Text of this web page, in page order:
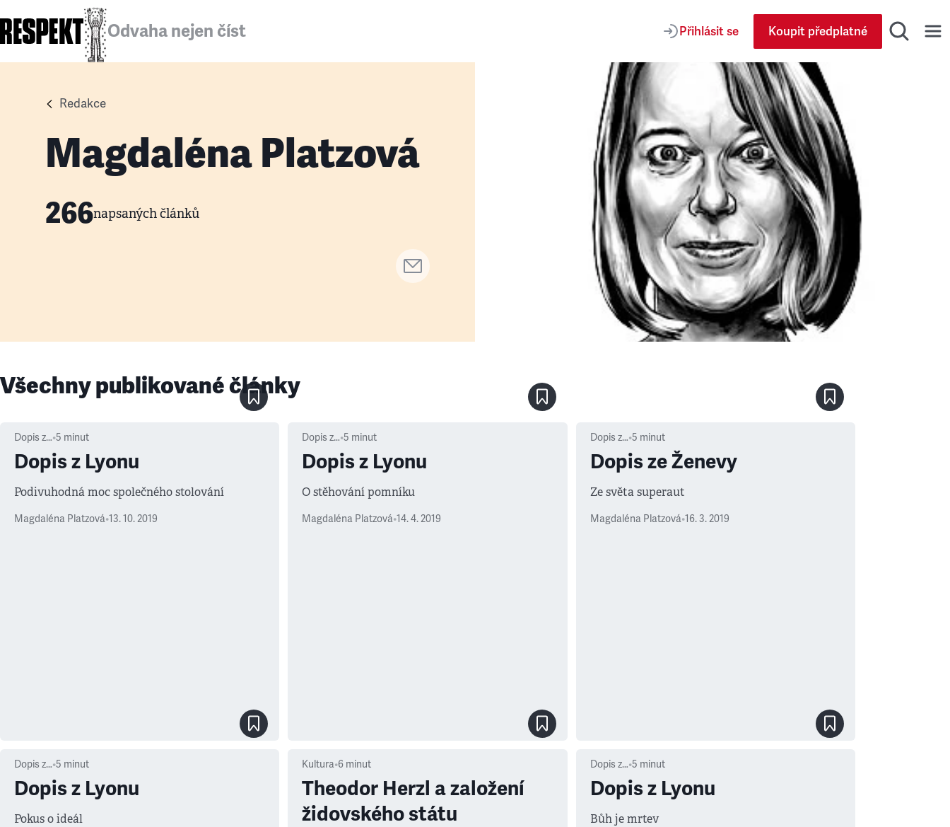
Odvaha nejen číst Přihlásit se Koupit předplatné
Redakce
Magdaléna Platzová
266napsaných článků
Všechny publikované články
Dopis z…•5 minut
Dopis z Lyonu
Podivuhodná moc společného stolování
Magdaléna Platzová•13. 10. 2019
Dopis z…•5 minut
Dopis z Lyonu
O stěhování pomníku
Magdaléna Platzová•14. 4. 2019
Dopis z…•5 minut
Dopis ze Ženevy
Ze světa superaut
Magdaléna Platzová•16. 3. 2019
Dopis z…•5 minut
Dopis z Lyonu
Pokus o ideál
Kultura•6 minut
Theodor Herzl a založení
židovského státu
Dopis z…•5 minut
Dopis z Lyonu
Bůh je mrtev